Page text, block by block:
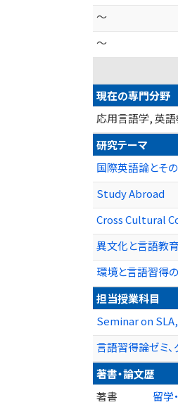
～
～
現在の専門分野
応用言語学, 英語
研究テーマ
国際英語論とそ
Study Abroad
Cross Cultural
異文化と言語教
環境と言語習得
担当授業科目
Seminar on
言語習得論ゼミ
著書・論文歴
著書
留学